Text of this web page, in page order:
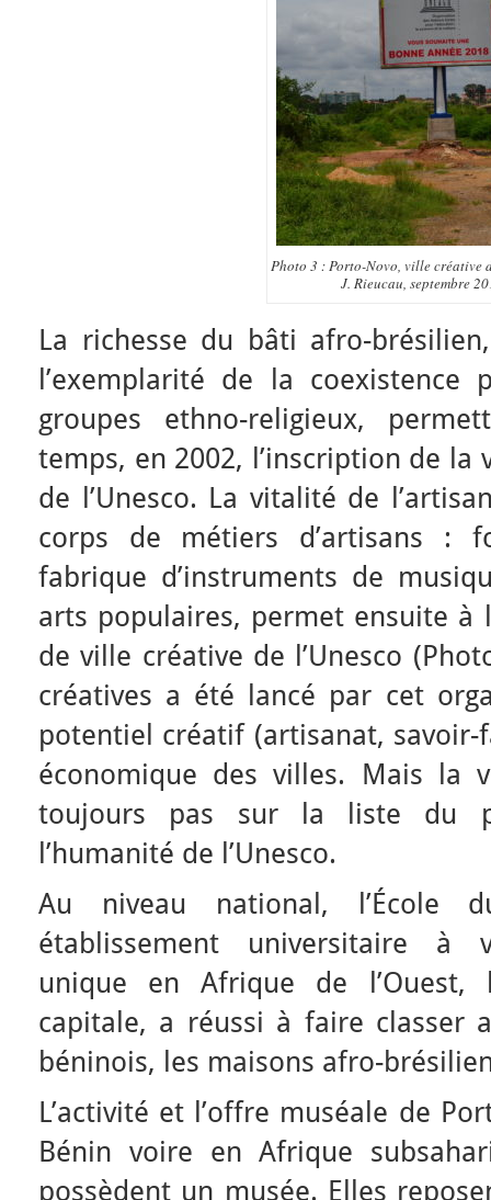
Photo 3 : Porto-Novo, ville créative
J. Rieucau, septembre
La richesse du bâti afro-
l’exemplarité de la coexistence
groupes ethno-religieux,
temps, en 2002, l’inscription de
de l’Unesco. La vitalité de
corps de métiers d’artisans :
fabrique d’instruments de
arts populaires, permet ensuite à
de ville créative de l’Unesco
créatives a été lancé par cet
potentiel créatif (artisanat,
économique des villes. Mais la
toujours pas sur la liste du
l’humanité de l’Unesco.
Au niveau national, l’École
établissement universitaire à
unique en Afrique de l’Ouest,
capitale, a réussi à faire classer
béninois, les maisons afro-
L’activité et l’offre muséale de
Bénin voire en Afrique
possèdent un musée. Elles